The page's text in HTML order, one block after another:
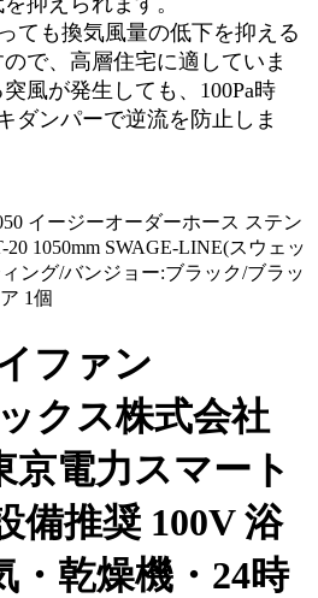
ても換気風量の低下を抑える
で、高層住宅に適していま
風が発生しても、100Pa時
ダンパーで逆流を防止しま
イージーオーダーホース ステン
1050mm SWAGE-LINE(スウェッ
ング/バンジョー:ブラック/ブラッ
1個
ファン
クス株式会社
京電力スマート
備推奨 100V 浴
・乾燥機・24時